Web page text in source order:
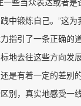
些当众表达或者是
中锻炼自己。”这
指引了一条正确的
地去往这些方向发
是有着一定的差别
别，真实地感受一